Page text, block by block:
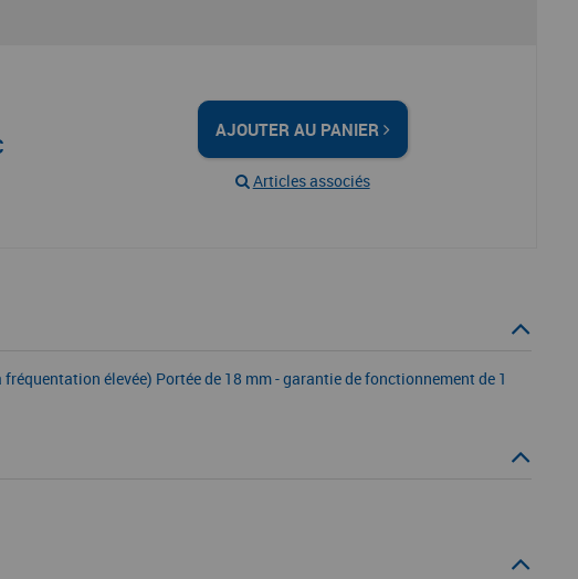
AJOUTER AU PANIER
Articles associés
élevée) Portée de 18 mm - garantie de fonctionnement de 1